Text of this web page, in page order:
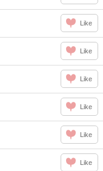
Like
Like
Like
Like
Like
Like